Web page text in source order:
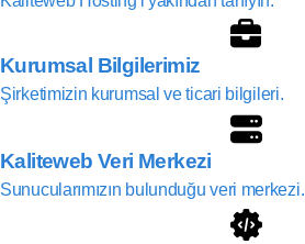
Kurumsal Bilgilerimiz
Şirketimizin kurumsal ve ticari bilgileri.
Kaliteweb Veri Merkezi
Sunucularımızın bulunduğu veri merkezi.